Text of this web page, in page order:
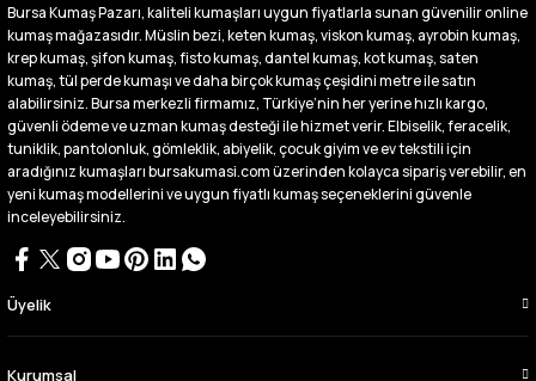
Buradan ikinci alışverişim ikisinden de çok
memnun kaldım teşekkürler.
Büşra Singeç | 02/07/2026
Bursa kumaş pazarından defalarca kumaş
aldım videoda anlatılıp gosterildigi gibi
çıktı. bu zamana kadar sorun yaşamadım
uygun fiyatlarından ve kalitesinden dolayı
tercih ettiğim kumaşçi
D... Ç... | 27/06/2026
Çok memnun kaldım,teşekkürler
Bursa Kumaş Pazarı, kaliteli kumaşları uygun fiyatlarla sunan güvenilir online
kumaş mağazasıdır. Müslin bezi, keten kumaş, viskon kumaş, ayrobin kumaş,
krep kumaş, şifon kumaş, fisto kumaş, dantel kumaş, kot kumaş, saten
kumaş, tül perde kumaşı ve daha birçok kumaş çeşidini metre ile satın
alabilirsiniz. Bursa merkezli firmamız, Türkiye’nin her yerine hızlı kargo,
güvenli ödeme ve uzman kumaş desteği ile hizmet verir. Elbiselik, feracelik,
tuniklik, pantolonluk, gömleklik, abiyelik, çocuk giyim ve ev tekstili için
aradığınız kumaşları bursakumasi.com üzerinden kolayca sipariş verebilir, en
yeni kumaş modellerini ve uygun fiyatlı kumaş seçeneklerini güvenle
inceleyebilirsiniz.
Üyelik
Kurumsal